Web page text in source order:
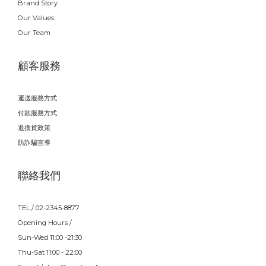
Brand Story
Our Values
Our Team
顧客服務
運送服務方式
付款服務方式
退換貨政策
防詐騙宣導
聯絡我們
TEL / 02-2345-8877
Opening Hours /
Sun-Wed 11:00 -21:30
Thu-Sat 11:00 - 22:00